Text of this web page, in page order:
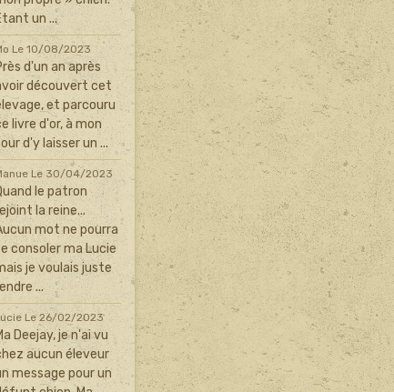
un ...
Le 10/08/2023
d'un an après
découvert cet
et parcouru
livre d'or, à mon
d'y laisser un ...
Le 30/04/2023
le patron
la reine...
mot ne pourra
consoler ma Lucie
je voulais juste
...
Le 26/02/2023
Deejay, je n'ai vu
aucun éleveur
message pour un